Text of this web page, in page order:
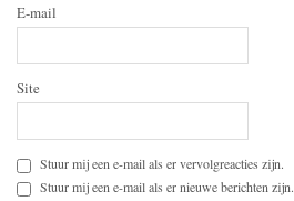
E-mail
Site
Stuur mij een e-mail als er vervolgreacties zijn.
Stuur mij een e-mail als er nieuwe berichten zijn.